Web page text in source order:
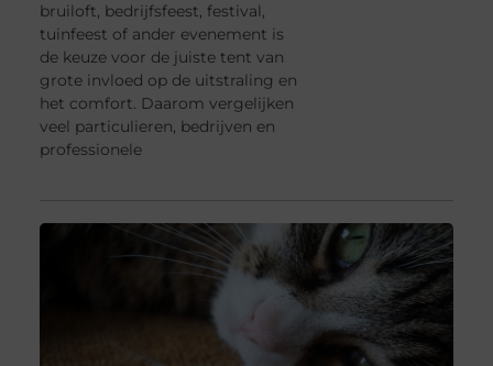
bruiloft, bedrijfsfeest, festival,
tuinfeest of ander evenement is
de keuze voor de juiste tent van
grote invloed op de uitstraling en
het comfort. Daarom vergelijken
veel particulieren, bedrijven en
professionele